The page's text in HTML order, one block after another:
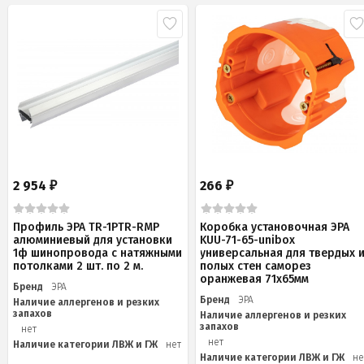
2 954 ₽
Профиль ЭРА TR-1PTR-RMP
алюминиевый для установки
1ф шинопровода с натяжными
потолками 2 шт. по 2 м.
Бренд
ЭРА
Наличие аллергенов и резких
запахов
нет
Наличие категории ЛВЖ и ГЖ
нет
266₽
Коробка установочная ЭРА
KUU-71-65-unibox
универсальная для твердых
полых стен саморез
оранжевая 71х65мм
Бренд
ЭРА
Наличие аллергенов и резких
запахов
нет
Наличие категории ЛВЖ и ГЖ